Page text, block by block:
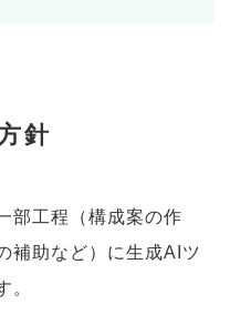
針
部工程（構成案の作
補助など）に生成AIツ
。